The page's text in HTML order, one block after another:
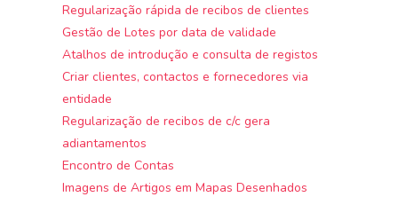
Regularização rápida de recibos de clientes
Gestão de Lotes por data de validade
Atalhos de introdução e consulta de registos
Criar clientes, contactos e fornecedores via
entidade
Regularização de recibos de c/c gera
adiantamentos
Encontro de Contas
Imagens de Artigos em Mapas Desenhados